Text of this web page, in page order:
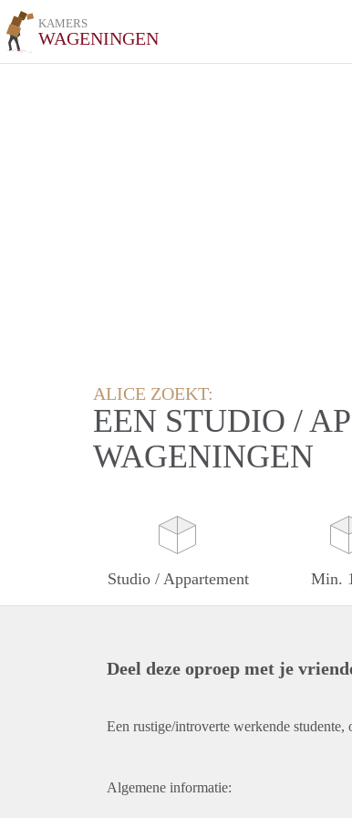
KAMERS
WAGENINGEN
ALICE ZOEKT:
EEN STUDIO /
WAGENINGEN
Studio / Appartement Min.
Deel deze oproep met je
Een rustige/introverte werkende
Algemene informatie: